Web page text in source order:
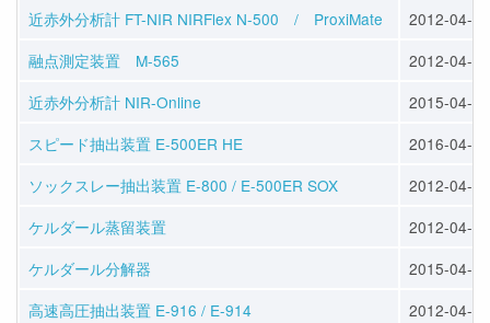
近赤外分析計 FT-NIR NIRFlex N-500 / ProxiMate
2012-04-23
融点測定装置 M-565
2012-04-23
近赤外分析計 NIR-Online
2015-04-10
スピード抽出装置 E-500ER HE
2016-04-13
ソックスレー抽出装置 E-800 / E-500ER SOX
2012-04-25
ケルダール蒸留装置
2012-04-25
ケルダール分解器
2015-04-10
高速高圧抽出装置 E-916 / E-914
2012-04-25